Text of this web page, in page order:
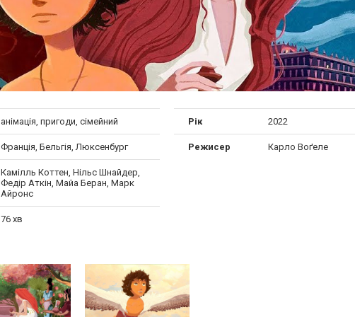
анімація, пригоди, сімейний
Франція, Бельгія, Люксенбург
Камілль Коттен, Нільс Шнайдер,
Федір Аткін, Майа Беран, Марк
Айронс
Рік 2022
Режисер Карло Воґеле
76 хв